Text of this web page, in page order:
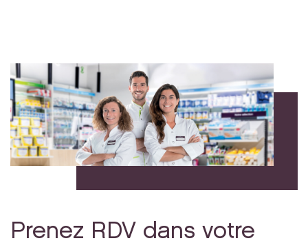
Prenez RDV dans votre